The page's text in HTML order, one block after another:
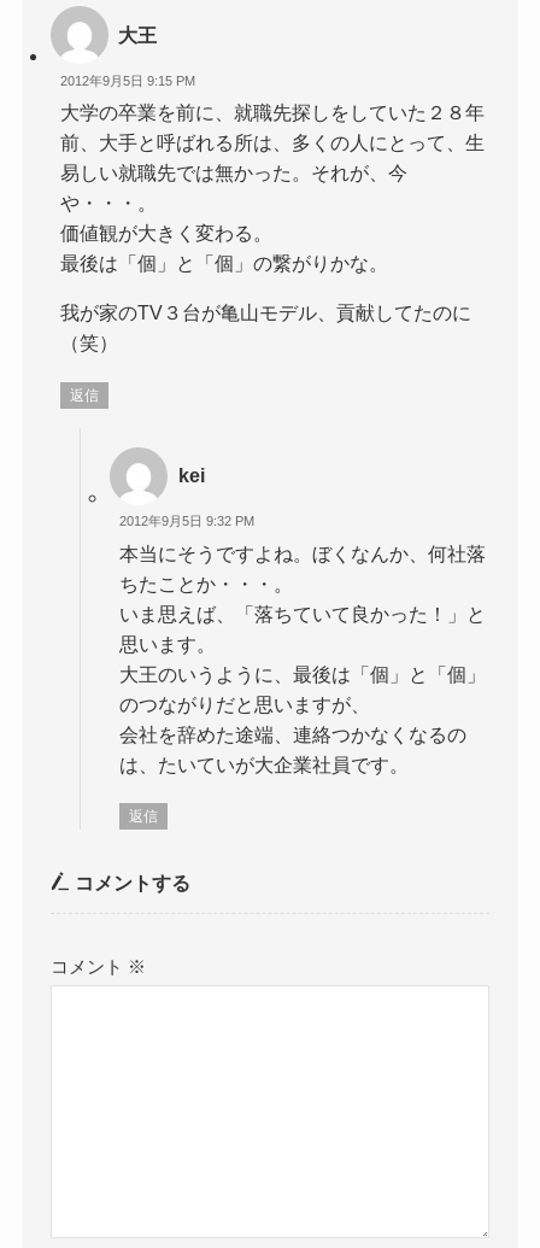
大王
2012年9月5日 9:15 PM
大学の卒業を前に、就職先探しをしていた２８年
前、大手と呼ばれる所は、多くの人にとって、生
易しい就職先では無かった。それが、今
や・・・。
価値観が大きく変わる。
最後は「個」と「個」の繋がりかな。
我が家のTV３台が亀山モデル、貢献してたのに
（笑）
返信
kei
2012年9月5日 9:32 PM
本当にそうですよね。ぼくなんか、何社落
ちたことか・・・。
いま思えば、「落ちていて良かった！」と
思います。
大王のいうように、最後は「個」と「個」
のつながりだと思いますが、
会社を辞めた途端、連絡つかなくなるの
は、たいていが大企業社員です。
返信
コメントする
コメント ※